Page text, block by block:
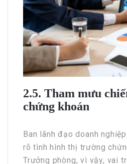
2.5. Tham mưu
chứng khoán
Ban lãnh đạo doanh
rõ tình hình thị trường
Trưởng phòng, vì vậy, vai